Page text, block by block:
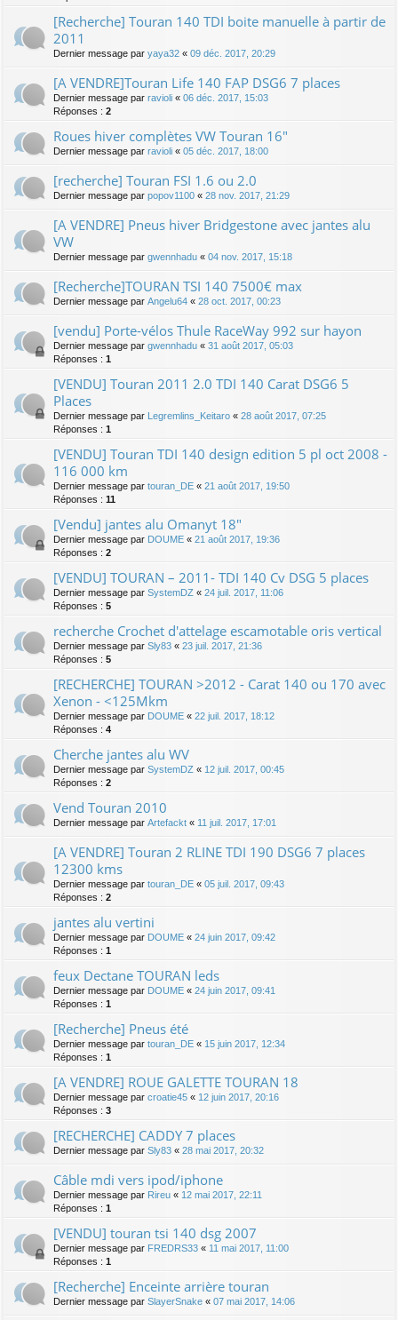
[Recherche] Touran 140 TDI boite manuelle à partir de
2011
Dernier message par yaya32 « 09 déc. 2017, 20:29
[A VENDRE]Touran Life 140 FAP DSG6 7 places
Dernier message par ravioli « 06 déc. 2017, 15:03
Réponses : 2
Roues hiver complètes VW Touran 16"
Dernier message par ravioli « 05 déc. 2017, 18:00
[recherche] Touran FSI 1.6 ou 2.0
Dernier message par popov1100 « 28 nov. 2017, 21:29
[A VENDRE] Pneus hiver Bridgestone avec jantes alu
VW
Dernier message par gwennhadu « 04 nov. 2017, 15:18
[Recherche]TOURAN TSI 140 7500€ max
Dernier message par Angelu64 « 28 oct. 2017, 00:23
[vendu] Porte-vélos Thule RaceWay 992 sur hayon
Dernier message par gwennhadu « 31 août 2017, 05:03
Réponses : 1
[VENDU] Touran 2011 2.0 TDI 140 Carat DSG6 5
Places
Dernier message par Legremlins_Keitaro « 28 août 2017, 07:25
Réponses : 1
[VENDU] Touran TDI 140 design edition 5 pl oct 2008 -
116 000 km
Dernier message par touran_DE « 21 août 2017, 19:50
Réponses : 11
[Vendu] jantes alu Omanyt 18"
Dernier message par DOUME « 21 août 2017, 19:36
Réponses : 2
[VENDU] TOURAN – 2011- TDI 140 Cv DSG 5 places
Dernier message par SystemDZ « 24 juil. 2017, 11:06
Réponses : 5
recherche Crochet d'attelage escamotable oris vertical
Dernier message par Sly83 « 23 juil. 2017, 21:36
Réponses : 5
[RECHERCHE] TOURAN >2012 - Carat 140 ou 170 avec
Xenon - <125Mkm
Dernier message par DOUME « 22 juil. 2017, 18:12
Réponses : 4
Cherche jantes alu WV
Dernier message par SystemDZ « 12 juil. 2017, 00:45
Réponses : 2
Vend Touran 2010
Dernier message par Artefackt « 11 juil. 2017, 17:01
[A VENDRE] Touran 2 RLINE TDI 190 DSG6 7 places
12300 kms
Dernier message par touran_DE « 05 juil. 2017, 09:43
Réponses : 2
jantes alu vertini
Dernier message par DOUME « 24 juin 2017, 09:42
Réponses : 1
feux Dectane TOURAN leds
Dernier message par DOUME « 24 juin 2017, 09:41
Réponses : 1
[Recherche] Pneus été
Dernier message par touran_DE « 15 juin 2017, 12:34
Réponses : 1
[A VENDRE] ROUE GALETTE TOURAN 18
Dernier message par croatie45 « 12 juin 2017, 20:16
Réponses : 3
[RECHERCHE] CADDY 7 places
Dernier message par Sly83 « 28 mai 2017, 20:32
Câble mdi vers ipod/iphone
Dernier message par Rireu « 12 mai 2017, 22:11
Réponses : 1
[VENDU] touran tsi 140 dsg 2007
Dernier message par FREDRS33 « 11 mai 2017, 11:00
Réponses : 1
[Recherche] Enceinte arrière touran
Dernier message par SlayerSnake « 07 mai 2017, 14:06